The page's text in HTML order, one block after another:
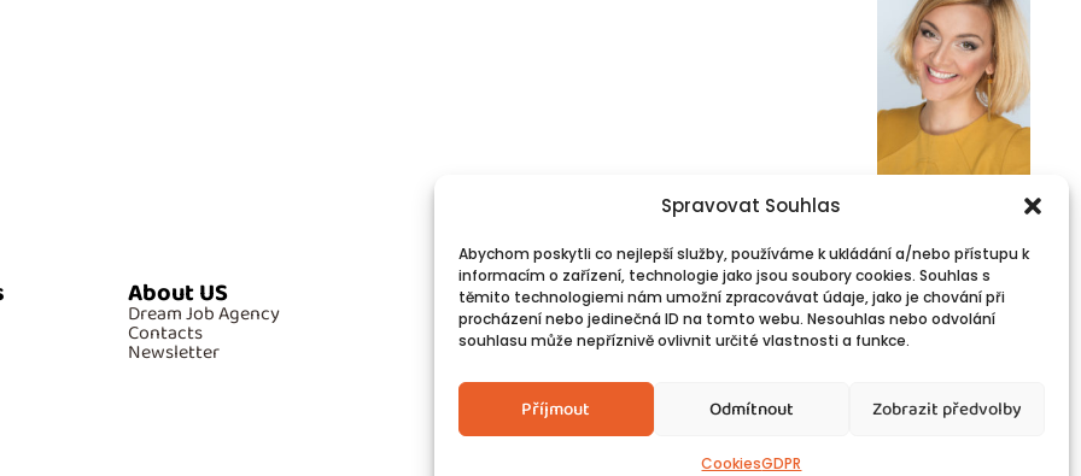
Spravovat Souhlas
Abychom poskytli co nejlepší služby, používáme k ukládání a/nebo přístupu k
informacím o zařízení, technologie jako jsou soubory cookies. Souhlas s
těmito technologiemi nám umožní zpracovávat údaje, jako je chování při
procházení nebo jedinečná ID na tomto webu. Nesouhlas nebo odvolání
souhlasu může nepříznivě ovlivnit určité vlastnosti a funkce.
Příjmout Odmítnout Zobrazit předvolby
CookiesGDPR
About US
Dream Job Agency
Contacts
Newsletter
Additional Information
GDPR
Cookies
Follow Us
Contacts